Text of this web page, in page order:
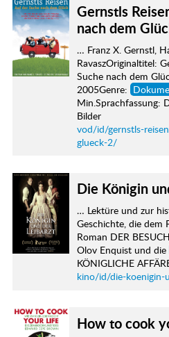
Gernstls
nach dem
… Franz X. Gernstl,
RavaszOriginaltitel:
Suche nach dem
2005Genre:
Min.Sprachfassung:
Bilder
vod/id/gernstls-
glueck-2/
Die Königin
… Lektüre und zur
Geschichte, die dem
Roman DER
Olov Enquist und die
KÖNIGLICHE
kino/id/die-
How to cook